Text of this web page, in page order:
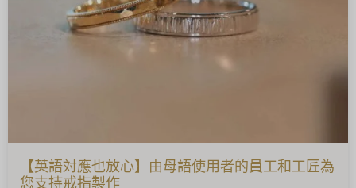
【英語対應也放心】由母語使用者的員工和工匠為
您支持戒指製作